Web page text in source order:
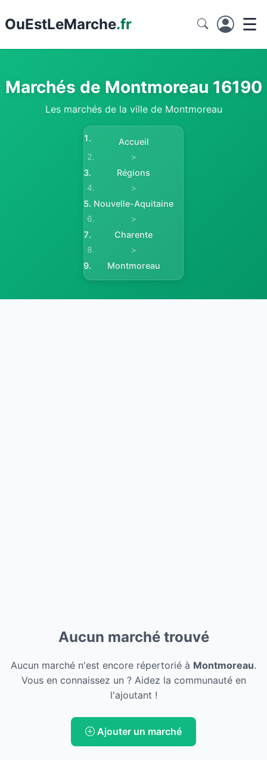
OuEstLeMarche.fr ☰
Marchés de Montmoreau 16190
Les marchés de la ville de Montmoreau
Accueil
>
Régions
>
Nouvelle-Aquitaine
>
Charente
>
Montmoreau
Aucun marché trouvé
Aucun marché n'est encore répertorié à Montmoreau.
Vous en connaissez un ? Aidez la communauté en
l'ajoutant !
Ajouter un marché